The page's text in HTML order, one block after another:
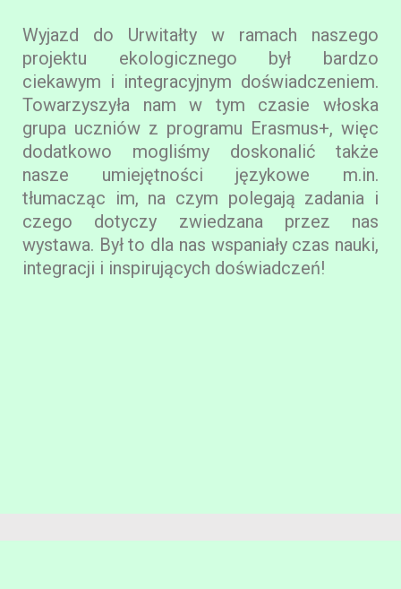
Wyjazd do Urwitałty w ramach naszego
projektu ekologicznego był bardzo
ciekawym i integracyjnym doświadczeniem.
Towarzyszyła nam w tym czasie włoska
grupa uczniów z programu Erasmus+, więc
dodatkowo mogliśmy doskonalić także
nasze umiejętności językowe m.in.
tłumacząc im, na czym polegają zadania i
czego dotyczy zwiedzana przez nas
wystawa. Był to dla nas wspaniały czas nauki,
integracji i inspirujących doświadczeń!